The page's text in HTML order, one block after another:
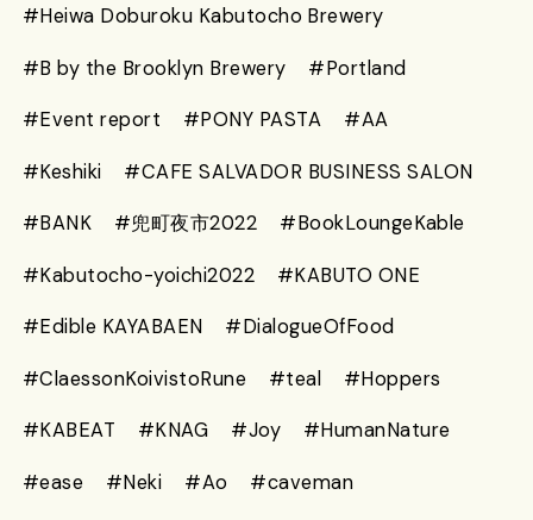
#Heiwa Doburoku Kabutocho Brewery
#B by the Brooklyn Brewery #Portland
#Event report #PONY PASTA #AA
#Keshiki #CAFE SALVADOR BUSINESS SALON
#BANK #兜町夜市2022 #BookLoungeKable
#Kabutocho-yoichi2022 #KABUTO ONE
#Edible KAYABAEN #DialogueOfFood
#ClaessonKoivistoRune #teal #Hoppers
#KABEAT #KNAG #Joy #HumanNature
#ease #Neki #Ao #caveman